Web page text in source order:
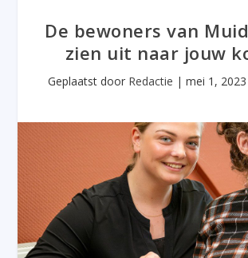
De bewoners van
zien uit naar jouw
Geplaatst door Redactie | mei 1, 2023